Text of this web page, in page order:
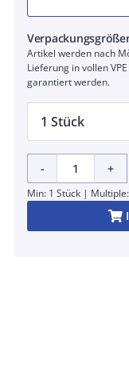
Artikel werden nach
Lieferung in vollen
garantiert werden.
1 Stück
- +
Min: 1 Stück |